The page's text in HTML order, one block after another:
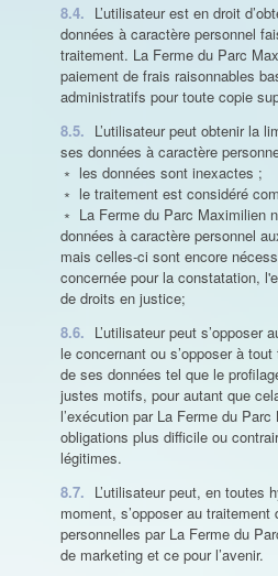
8.4. L’utilisateur est en droit
données à caractère personnel
traitement. La Ferme du Parc
paiement de frais raisonnables
administratifs pour toute copie
8.5. L’utilisateur peut obtenir la
ses données à caractère
﹡ les données sont inexactes ;
﹡ le traitement est considéré
﹡ La Ferme du Parc Maximilien
données à caractère personnel
mais celles-ci sont encore
concernée pour la constatation,
de droits en justice;
8.6. L’utilisateur peut s’opposer
le concernant ou s’opposer à
de ses données tel que le
justes motifs, pour autant que
l’exécution par La Ferme du
obligations plus difficile ou
légitimes.
8.7. L’utilisateur peut, en toutes
moment, s’opposer au traitement
personnelles par La Ferme du
de marketing et ce pour l’avenir.